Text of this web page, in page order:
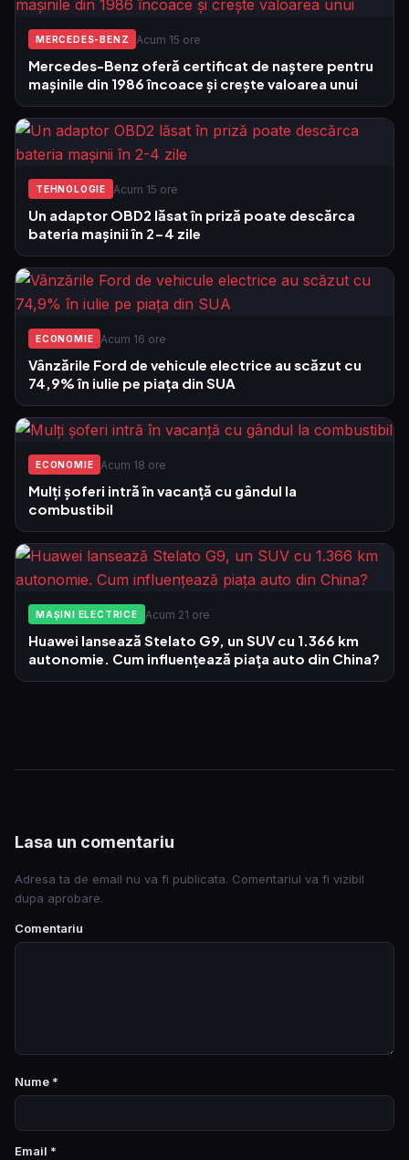
MERCEDES-BENZ Acum 15 ore
Mercedes-Benz oferă certificat de naștere pentru
mașinile din 1986 încoace și crește valoarea unui
TEHNOLOGIE Acum 15 ore
Un adaptor OBD2 lăsat în priză poate descărca
bateria mașinii în 2-4 zile
ECONOMIE Acum 16 ore
Vânzările Ford de vehicule electrice au scăzut cu
74,9% în iulie pe piața din SUA
ECONOMIE Acum 18 ore
Mulți șoferi intră în vacanță cu gândul la
combustibil
MAȘINI ELECTRICE Acum 21 ore
Huawei lansează Stelato G9, un SUV cu 1.366 km
autonomie. Cum influențează piața auto din China?
Lasa un comentariu
Adresa ta de email nu va fi publicata. Comentariul va fi vizibil
dupa aprobare.
Comentariu
Nume *
Email *